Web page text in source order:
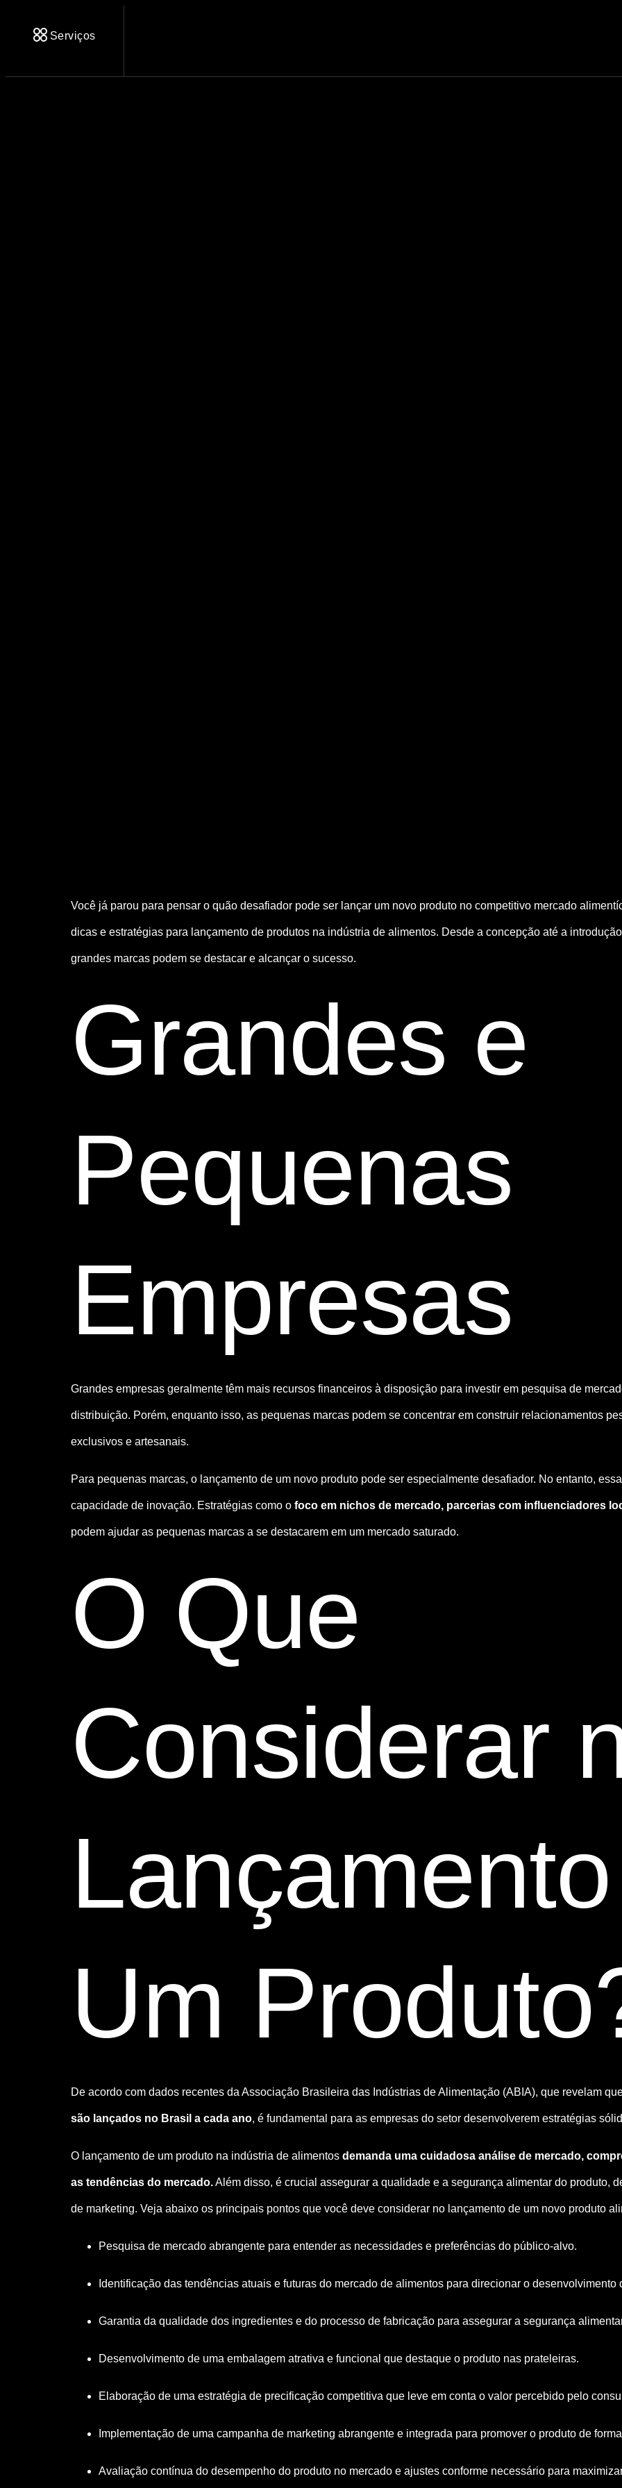
Serviços
Você já parou para pensar o quão desafiador pode ser lançar um novo produto no competitivo mercado
dicas e estratégias para lançamento de produtos na indústria de alimentos. Desde a concepção até a
grandes marcas podem se destacar e alcançar o sucesso.
Grandes e
Pequenas
Empresas
Grandes empresas geralmente têm mais recursos financeiros à disposição para investir em pesquisa de
distribuição. Porém, enquanto isso, as pequenas marcas podem se concentrar em construir relacionamentos
exclusivos e artesanais.
Para pequenas marcas, o lançamento de um novo produto pode ser especialmente desafiador. No entanto,
capacidade de inovação. Estratégias como o foco em nichos de mercado, parcerias com influenciadores
podem ajudar as pequenas marcas a se destacarem em um mercado saturado.
O Que
Considerar
Um
De acordo com dados recentes da Associação Brasileira das Indústrias de Alimentação (ABIA), que revelam
são lançados no Brasil a cada ano, é fundamental para as empresas do setor desenvolverem estratégias
O lançamento de um produto na indústria de alimentos demanda uma cuidadosa análise de mercado,
as tendências do mercado.Além disso, é crucial assegurar a qualidade e a segurança alimentar do produto,
de marketing. Veja abaixo os principais pontos que você deve considerar no lançamento de um novo produto
Pesquisa de mercado abrangente para entender as necessidades e preferências do público-alvo.
Identificação das tendências atuais e futuras do mercado de alimentos para direcionar o desenvolvimento
Garantia da qualidade dos ingredientes e do processo de fabricação para assegurar a segurança
Desenvolvimento de uma embalagem atrativa e funcional que destaque o produto nas prateleiras.
Elaboração de uma estratégia de precificação competitiva que leve em conta o valor percebido pelo
Implementação de uma campanha de marketing abrangente e integrada para promover o produto de
Avaliação contínua do desempenho do produto no mercado e ajustes conforme necessário para